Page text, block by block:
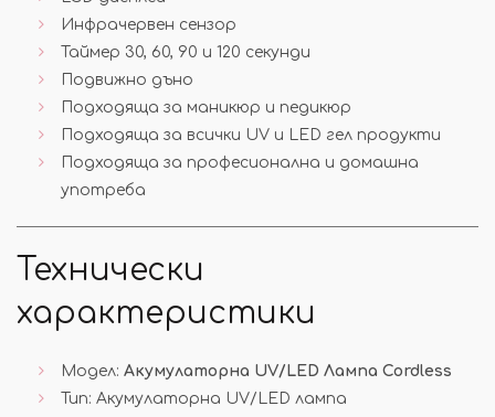
Инфрачервен сензор
Таймер 30, 60, 90 и 120 секунди
Подвижно дъно
Подходяща за маникюр и педикюр
Подходяща за всички UV и LED гел продукти
Подходяща за професионална и домашна
употреба
Технически
характеристики
Модел: Акумулаторна UV/LED Лампа Cordless
Тип: Акумулаторна UV/LED лампа